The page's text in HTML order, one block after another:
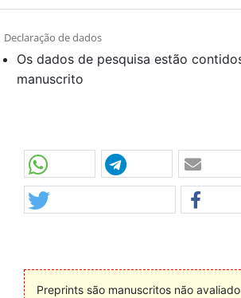
Declaração de dados
Os dados de pesquisa estão
manuscrito
Preprints são manuscritos não